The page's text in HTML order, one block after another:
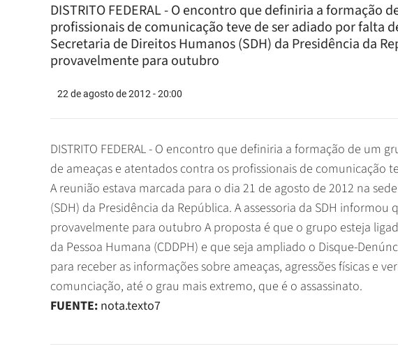
DISTRITO FEDERAL - O encontro que definiria a
profissionais de comunicação teve de ser adiado por falta
Secretaria de Direitos Humanos (SDH) da Presidência da
provavelmente para outubro
22 de agosto de 2012 - 20:00
DISTRITO FEDERAL - O encontro que definiria a formação de um
de ameaças e atentados contra os profissionais de comunicação
A reunião estava marcada para o dia 21 de agosto de 2012 na
(SDH) da Presidência da República. A assessoria da SDH
provavelmente para outubro A proposta é que o grupo esteja
da Pessoa Humana (CDDPH) e que seja ampliado o Disque-
para receber as informações sobre ameaças, agressões físicas e
comunciação, até o grau mais extremo, que é o assassinato.
FUENTE: nota.texto7